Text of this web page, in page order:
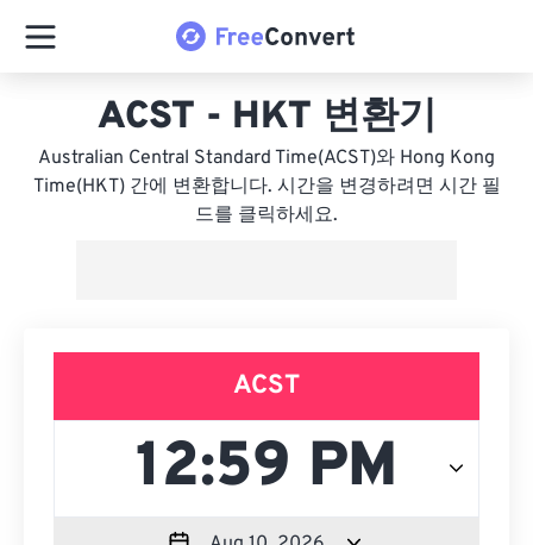
ACST - HKT 변환기
Australian Central Standard Time(ACST)와 Hong Kong
Time(HKT) 간에 변환합니다. 시간을 변경하려면 시간 필
드를 클릭하세요.
ACST